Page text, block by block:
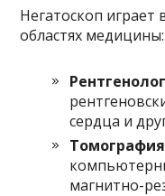
Негатоскоп
областях медицины:
сердца и
магнитно-